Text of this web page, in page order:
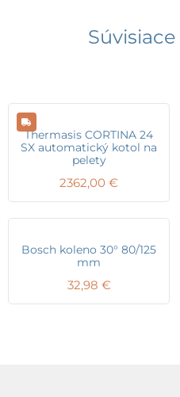
Thermasis CORTINA 24
SX automatický kotol na
pelety
2362,00 €
Bosch koleno 30° 80/125
mm
32,98 €